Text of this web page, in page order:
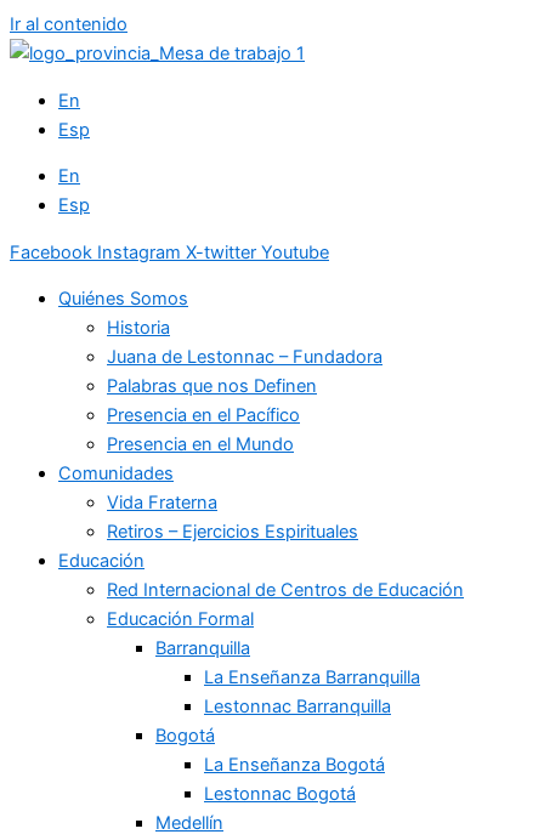
Ir al contenido
En
Esp
En
Esp
Facebook Instagram X-twitter Youtube
Quiénes Somos
Historia
Juana de Lestonnac – Fundadora
Palabras que nos Definen
Presencia en el Pacífico
Presencia en el Mundo
Comunidades
Vida Fraterna
Retiros – Ejercicios Espirituales
Educación
Red Internacional de Centros de Educación
Educación Formal
Barranquilla
La Enseñanza Barranquilla
Lestonnac Barranquilla
Bogotá
La Enseñanza Bogotá
Lestonnac Bogotá
Medellín